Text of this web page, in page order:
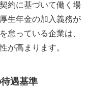
約に基づいて働く場
生年金の加入義務が
怠っている企業は、
が高まります。
遇基準